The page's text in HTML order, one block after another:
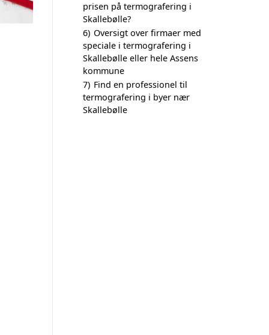
prisen på termografering i
Skallebølle?
6) Oversigt over firmaer med
speciale i termografering i
Skallebølle eller hele Assens
kommune
7) Find en professionel til
termografering i byer nær
Skallebølle